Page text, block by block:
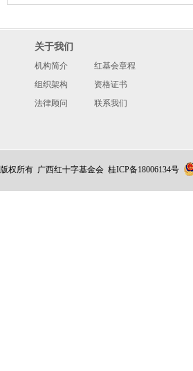
关于我们
机构简介
红基会章程
组织架构
资格证书
法律顾问
联系我们
版权所有 广西红十字基金会 桂ICP备18006134号